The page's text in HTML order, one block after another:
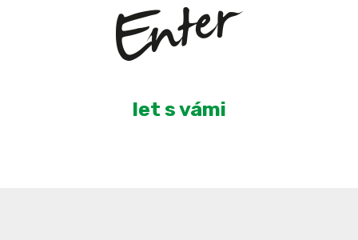
let s vámi